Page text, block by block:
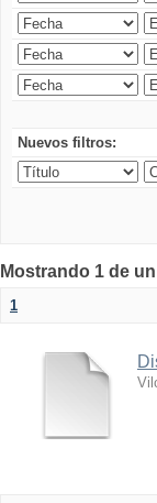
Nuevos filtros:
Mostrando 1 de
1